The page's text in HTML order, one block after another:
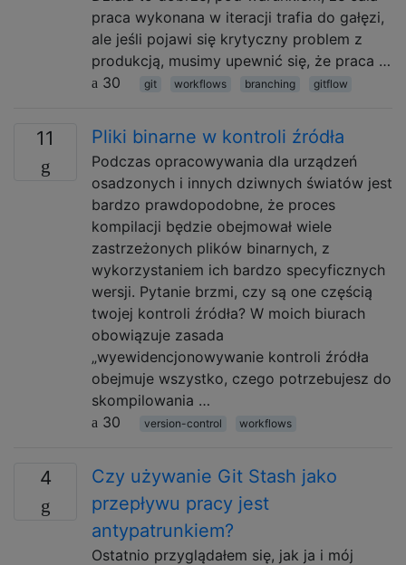
praca wykonana w iteracji trafia do gałęzi,
ale jeśli pojawi się krytyczny problem z
produkcją, musimy upewnić się, że praca …
30
git workflows branching gitflow
11 Pliki binarne w kontroli źródła
Podczas opracowywania dla urządzeń
osadzonych i innych dziwnych światów jest
bardzo prawdopodobne, że proces
kompilacji będzie obejmował wiele
zastrzeżonych plików binarnych, z
wykorzystaniem ich bardzo specyficznych
wersji. Pytanie brzmi, czy są one częścią
twojej kontroli źródła? W moich biurach
obowiązuje zasada
„wyewidencjonowywanie kontroli źródła
obejmuje wszystko, czego potrzebujesz do
skompilowania …
30
version-control workflows
4
Czy używanie Git Stash jako
przepływu pracy jest
antypatrunkiem?
Ostatnio przyglądałem się, jak ja i mój